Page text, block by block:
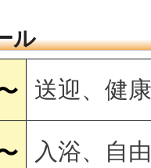
ル
送迎、健
入浴、自